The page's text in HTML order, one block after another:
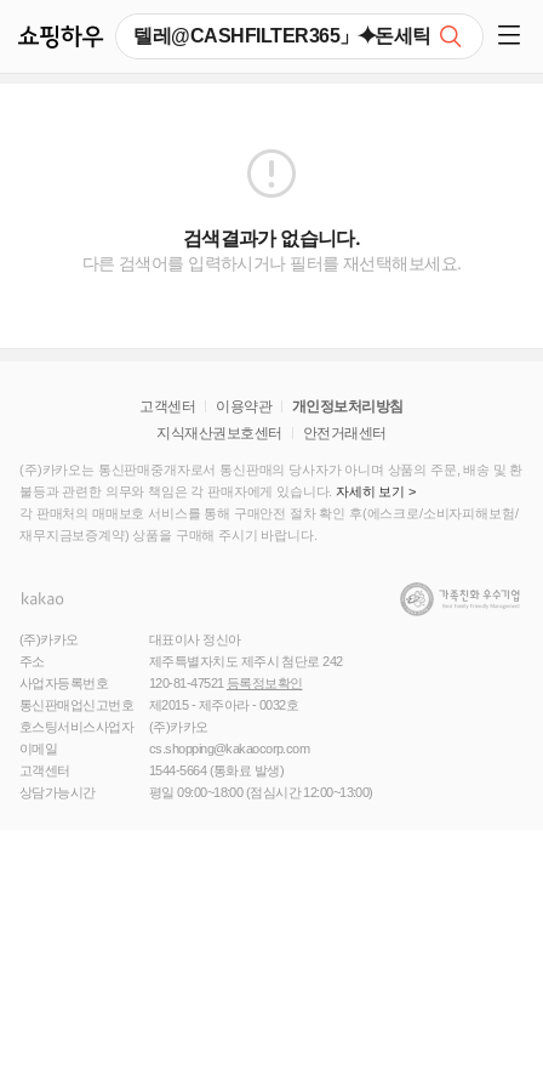
검색결과가 없습니다.
다른 검색어를 입력하시거나 필터를 재선택해보세요.
고객센터 이용약관
개인정보처리방침
지식재산권보호센터
안전거래센터
(주)카카오는 통신판매중개자로서 통신판매의 당사자가 아니며 상품의 주문, 배송 및 환
불등과 관련한 의무와 책임은 각 판매자에게 있습니다. 자세히 보기 >
각 판매처의 매매보호 서비스를 통해 구매안전 절차 확인 후(에스크로/소비자피해보험/
재무지금보증계약) 상품을 구매해 주시기 바랍니다.
(주)카카오
대표이사 정신아
주소
제주특별자치도 제주시 첨단로 242
사업자등록번호
120-81-47521 등록정보확인
통신판매업신고번호
제2015 - 제주아라 - 0032호
호스팅서비스사업자
(주)카카오
이메일
cs.shopping@kakaocorp.com
고객센터
1544-5664(통화료 발생)
상담가능시간
평일 09:00~18:00 (점심시간 12:00~13:00)